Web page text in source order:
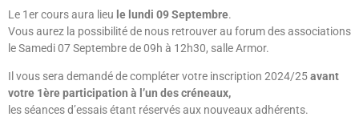
Le 1er cours aura lieu le lundi 09 Septembre.
Vous aurez la possibilité de nous retrouver au forum des associations
le Samedi 07 Septembre de 09h à 12h30, salle Armor.
Il vous sera demandé de compléter votre inscription 2024/25avant
votre 1ère participation à l’un des créneaux,
les séances d’essais étant réservés aux nouveaux adhérents.